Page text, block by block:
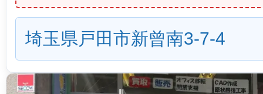
埼玉県戸田市新曾南3-7-4